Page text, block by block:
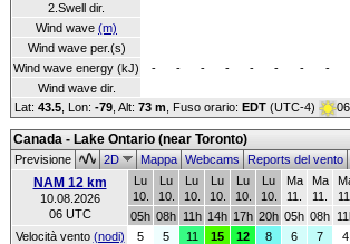
2.Swell dir.
Wind wave (m)
Wind wave per.(s)
Wind wave energy (kJ)
- - - - - - -
-
Wind wave dir.
Lat: 43.5 , Lon: -79 Alt: 73 m , Fuso orario: EDT (UTC-4)
Canada - Lake Ontario (near Toronto)
Previsione 2D MappaWebcamsReports del vento
NAM 12 km
10.08.2026
06 UTC
Lu
10.
Lu
10.
Lu
10.
Lu
10.
Lu
10.
Lu
10.
Ma
11.
Ma
11.
05h 08h 11h 14h 17h 20h 05h 08h
Velocità vento (nodi) 5 5 11 15 12 8 6 7
4